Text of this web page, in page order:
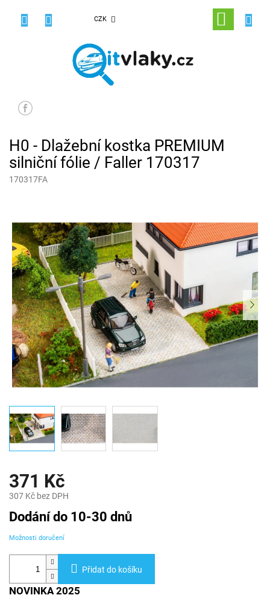
CZK
NÁKUPNÍ
KOŠÍK
H0 - Dlažební kostka PREMIUM
silniční fólie / Faller 170317
170317FA
371 Kč
307 Kč bez DPH
Měrná
cena:
Dodání do 10-30 dnů
Možnosti doručení
Přidat do košíku
NOVINKA 2025